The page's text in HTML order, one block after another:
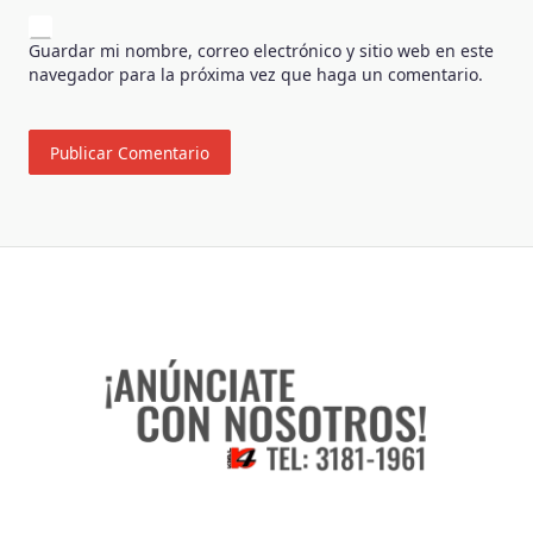
Guardar mi nombre, correo electrónico y sitio web en este
navegador para la próxima vez que haga un comentario.